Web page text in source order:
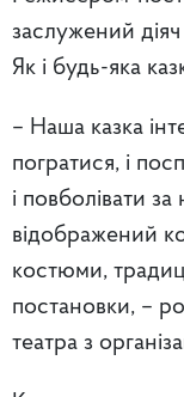
заслужений
Як і будь-яка
– Наша казка
погратися, і
і повболівати
відображений
костюми,
постановки, –
театра з